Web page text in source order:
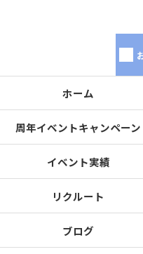
ホーム
周年イベントキャンペーン
イベント実績
リクルート
ブログ